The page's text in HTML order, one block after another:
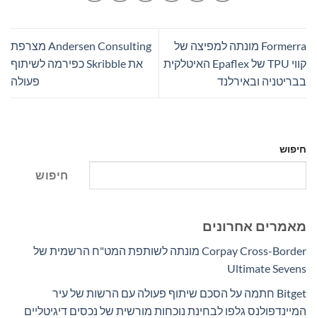
Formerra מונתה למפיצה של
קווי TPU של Epaflex האיטלקית
בבריטניה ובאירלנד
Andersen Consulting מצרפת
את Skribble כפירמה לשיתוף
פעולה
חיפוש
חיפוש
מאמרים אחרונים
Corpay Cross-Border מונתה לשותפת המט"ח הרשמית של
Ultimate Sevens
Bitget חתמה על הסכם שיתוף פעולה עם הרשות של עיר
המיינדפולנס גלפו לבחינת נוכחות מורשית של נכסים דיגיטליים